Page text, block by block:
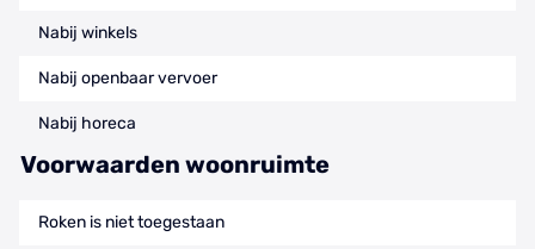
Nabij winkels
Nabij openbaar vervoer
Nabij horeca
Voorwaarden woonruimte
Roken is niet toegestaan